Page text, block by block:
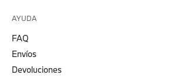
AYUDA
FAQ
Envíos
Devoluciones